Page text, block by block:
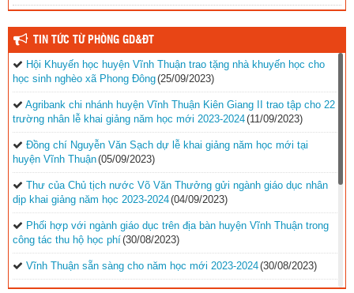
TIN TỨC TỪ PHÒNG GD&ĐT
Hội Khuyến học huyện Vĩnh Thuận trao tặng nhà khuyến học cho
học sinh nghèo xã Phong Đông(25/09/2023)
Agribank chi nhánh huyện Vĩnh Thuận Kiên Giang II trao tập cho 22
trường nhân lễ khai giảng năm học mới 2023-2024(11/09/2023)
Đồng chí Nguyễn Văn Sạch dự lễ khai giảng năm học mới tại
huyện Vĩnh Thuận(05/09/2023)
Thư của Chủ tịch nước Võ Văn Thưởng gửi ngành giáo dục nhân
dịp khai giảng năm học 2023-2024(04/09/2023)
Phối hợp với ngành giáo dục trên địa bàn huyện Vĩnh Thuận trong
công tác thu hộ học phí(30/08/2023)
Vĩnh Thuận sẵn sàng cho năm học mới 2023-2024(30/08/2023)